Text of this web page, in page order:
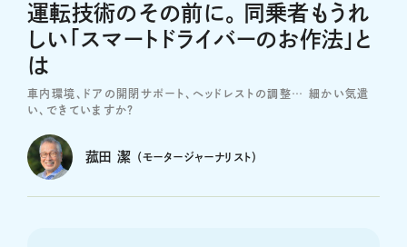
運転技術のその前に。 同乗者もうれ
しい「スマートドライバーのお作法」と
は
車内環境、ドアの開閉サポート、ヘッドレストの調整… 細かい気遣
い、できていますか？
菰田 潔 （モータージャーナリスト）